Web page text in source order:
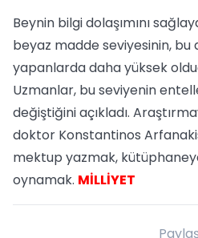
Beynin bilgi dolaşımını
beyaz madde seviyesinin, bu
yapanlarda daha yüksek
Uzmanlar, bu seviyenin
değiştiğini açıkladı.
doktor Konstantinos
mektup yazmak,
oynamak. MİLLİYET